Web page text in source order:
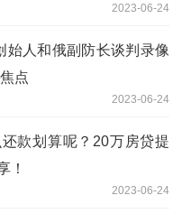
2023-06-24
始人和俄副防长谈判录像
点
2023-06-24
款划算呢？20万房贷提
！
2023-06-24